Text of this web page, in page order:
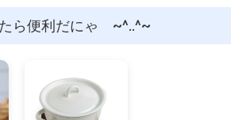
ら便利だにゃ ~^..^~